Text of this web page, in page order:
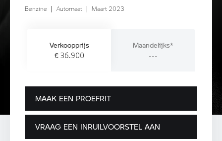
Benzine | Automaat | Maart 2023
Verkoopprijs
€ 36.900
Maandelijks*
---
MAAK EEN PROEFRIT
VRAAG EEN INRUILVOORSTEL AAN